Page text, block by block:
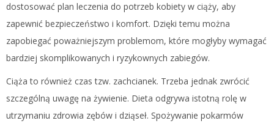
dostosować plan leczenia do potrzeb kobiety w ciąży, aby
zapewnić bezpieczeństwo i komfort. Dzięki temu można
zapobiegać poważniejszym problemom, które mogłyby wymagać
bardziej skomplikowanych i ryzykownych zabiegów.
Ciąża to również czas tzw. zachcianek. Trzeba jednak zwrócić
szczególną uwagę na żywienie. Dieta odgrywa istotną rolę w
utrzymaniu zdrowia zębów i dziąseł. Spożywanie pokarmów